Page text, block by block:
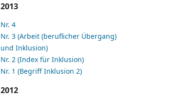
2013
Nr. 4
Nr. 3 (Arbeit (beruflicher Übergang)
und Inklusion)
Nr. 2 (Index für Inklusion)
Nr. 1 (Begriff Inklusion 2)
2012